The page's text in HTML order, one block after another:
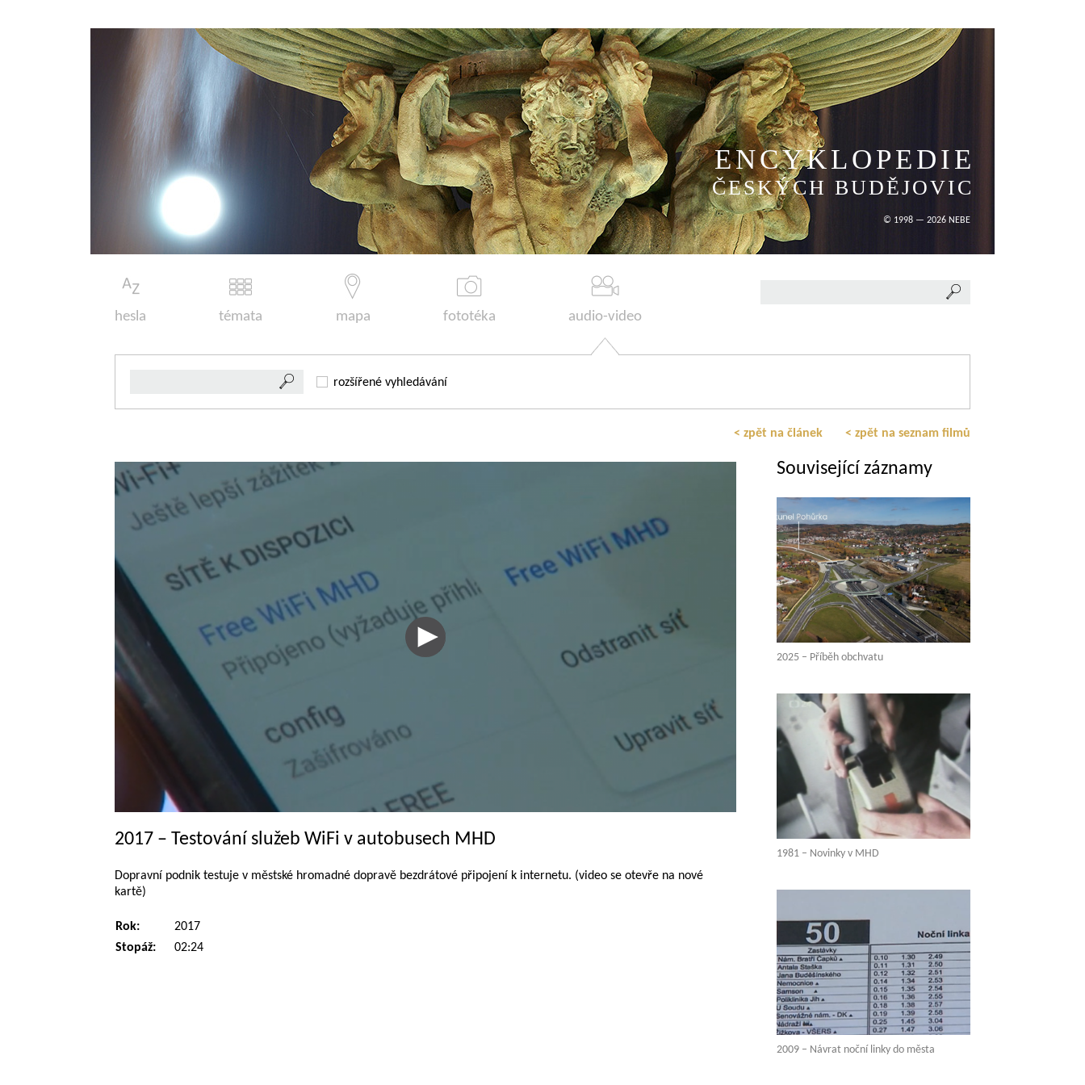
ENCYKLOPEDIE
ČESKÝCH BUDĚJOVIC
© 1998 — 2026 NEBE
hesla témata mapa fototéka audio-video
rozšířené vyhledávání
< zpět na článek < zpět na seznam filmů
2017 – Testování služeb WiFi v autobusech MHD
Dopravní podnik testuje v městské hromadné dopravě bezdrátové připojení k internetu. (video se otevře na nové
kartě)
Rok:
2017
Stopáž:
02:24
Související záznamy
2025 – Příběh obchvatu
1981 – Novinky v MHD
2009 – Návrat noční linky do města